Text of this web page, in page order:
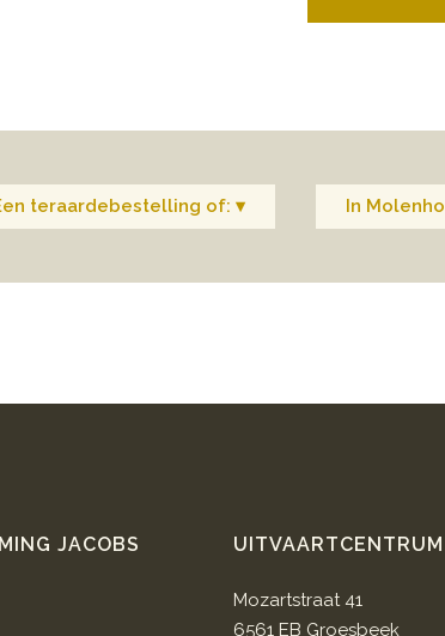
teraardebestelling of: ▾ In
JACOBS
Mozartstraat 41
6561 EB Groesbeek